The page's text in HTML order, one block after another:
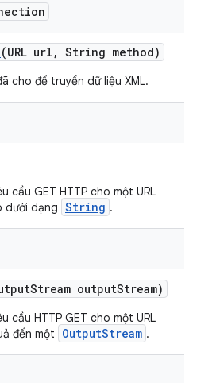
(URL url , String method)
cho để truyền dữ liệu XML.
cầu GET HTTP cho một URL
dưới dạng String .
Stream outputStream)
cầu HTTP GET cho một URL
đến một
OutputStream .